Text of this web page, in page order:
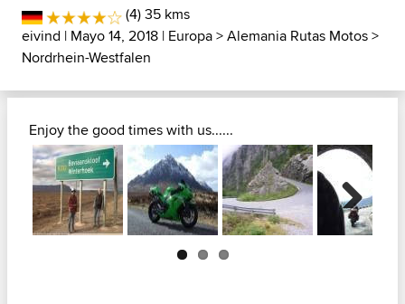
(4) 35 kms
eivind | Mayo 14, 2018 | Europa>Alemania Rutas Motos>
Nordrhein-Westfalen
Enjoy the good times with us......
Next